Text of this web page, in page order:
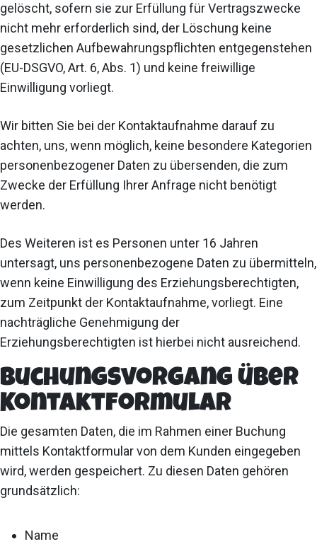
gelöscht, sofern sie zur Erfüllung für Vertragszwecke
nicht mehr erforderlich sind, der Löschung keine
gesetzlichen Aufbewahrungspflichten entgegenstehen
(EU-DSGVO, Art. 6, Abs. 1) und keine freiwillige
Einwilligung vorliegt.
Wir bitten Sie bei der Kontaktaufnahme darauf zu
achten, uns, wenn möglich, keine besondere Kategorien
personenbezogener Daten zu übersenden, die zum
Zwecke der Erfüllung Ihrer Anfrage nicht benötigt
werden.
Des Weiteren ist es Personen unter 16 Jahren
untersagt, uns personenbezogene Daten zu übermitteln,
wenn keine Einwilligung des Erziehungsberechtigten,
zum Zeitpunkt der Kontaktaufnahme, vorliegt. Eine
nachträgliche Genehmigung der
Erziehungsberechtigten ist hierbei nicht ausreichend.
Buchungsvorgang über
Kontaktformular
Die gesamten Daten, die im Rahmen einer Buchung
mittels Kontaktformular von dem Kunden eingegeben
wird, werden gespeichert. Zu diesen Daten gehören
grundsätzlich:
Name